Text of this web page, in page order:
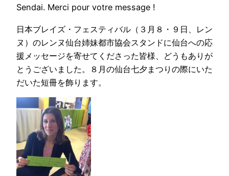
Sendai. Merci pour votre message !
日本ブレイズ・フェスティバル（３月８・９日、レン
ヌ）のレンヌ仙台姉妹都市協会スタンドに仙台への応
援メッセージを寄せてくださった皆様、どうもありが
とうございました。８月の仙台七夕まつりの際にいた
だいた短冊を飾ります。